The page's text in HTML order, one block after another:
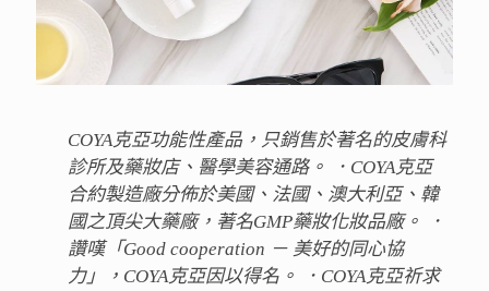
COYA克亞功能性產品，只銷售於著名的皮膚科
診所及藥妝店、醫學美容通路。 ．COYA克亞
合約製造廠分佈於美國、法國、澳大利亞、韓
國之頂尖大藥廠，著名GMP藥妝化妝品廠。 ．
讚嘆「Good cooperation － 美好的同心協
力」，COYA克亞因以得名。 ．COYA克亞祈求